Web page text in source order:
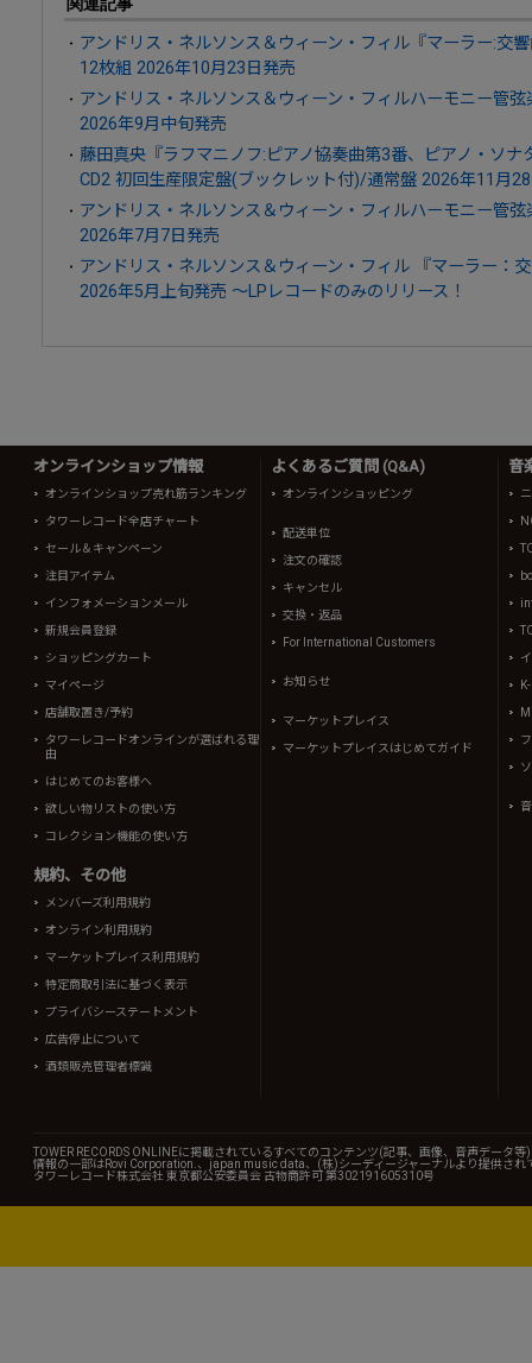
関連記事
アンドリス・ネルソンス＆ウィーン・フィル『マーラー:交
12枚組 2026年10月23日発売
アンドリス・ネルソンス＆ウィーン・フィルハーモニー管
2026年9月中旬発売
藤田真央『ラフマニノフ:ピアノ協奏曲第3番、ピアノ・ソ
CD2 初回生産限定盤(ブックレット付)/通常盤 2026年11月
アンドリス・ネルソンス＆ウィーン・フィルハーモニー管
2026年7月7日発売
アンドリス・ネルソンス＆ウィーン・フィル 『マーラー：
2026年5月上旬発売 ～LPレコードのみのリリース！
オンラインショップ情報
オンラインショップ売れ筋ランキング
タワーレコード全店チャート
セール＆キャンペーン
注目アイテム
インフォメーションメール
新規会員登録
ショッピングカート
マイページ
店舗取置き/予約
タワーレコードオンラインが選ばれる理
由
はじめてのお客様へ
欲しい物リストの使い方
コレクション機能の使い方
規約、その他
メンバーズ利用規約
オンライン利用規約
マーケットプレイス利用規約
特定商取引法に基づく表示
プライバシーステートメント
広告停止について
酒類販売管理者標識
よくあるご質問 (Q&A)
オンラインショッピング
配送単位
注文の確認
キャンセル
交換・返品
For International Customers
お知らせ
マーケットプレイス
マーケットプレイスはじめてガイド
音
TOWER RECORDS ONLINEに掲載されているすべてのコンテンツ(記事、画像、音声データ
情報の一部はRovi Corporation.、japan music data、(株)シーディージャーナルより提供され
タワーレコード株式会社 東京都公安委員会 古物商許可 第302191605310号